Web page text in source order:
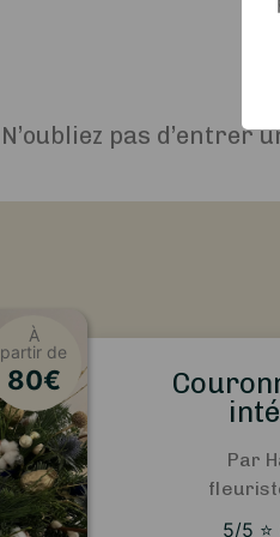
N’oubliez pas
À
partir de
80€
Par
5/5 ⭐